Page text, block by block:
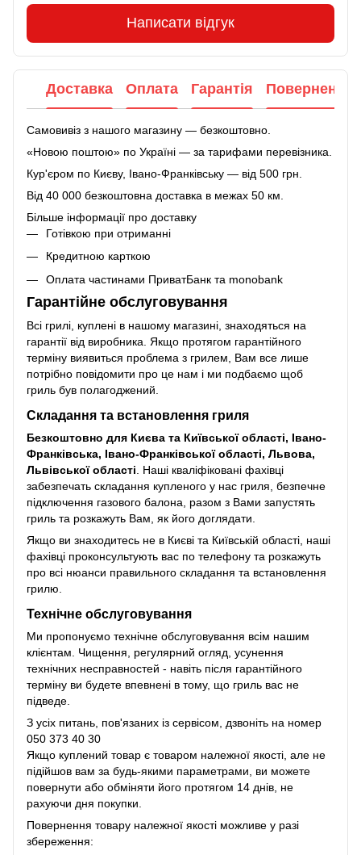
Написати відгук
Доставка Оплата Гарантія Повернення
Самовивіз з нашого магазину — безкоштовно.
«Новою поштою» по Україні — за тарифами перевізника.
Кур'єром по Києву, Івано-Франківську — від 500 грн.
Від 40 000 безкоштовна доставка в межах 50 км.
Більше інформації про доставку
Готівкою при отриманні
Кредитною карткою
Оплата частинами ПриватБанк та monobank
Гарантійне обслуговування
Всі грилі, куплені в нашому магазині, знаходяться на
гарантії від виробника. Якщо протягом гарантійного
терміну виявиться проблема з грилем, Вам все лише
потрібно повідомити про це нам і ми подбаємо щоб
гриль був полагоджений.
Складання та встановлення гриля
Безкоштовно для Києва та Київської області, Івано-
Франківська, Івано-Франківської області, Львова,
Львівської області . Наші кваліфіковані фахівці
забезпечать складання купленого у нас гриля, безпечне
підключення газового балона, разом з Вами запустять
гриль та розкажуть Вам, як його доглядати.
Якщо ви знаходитесь не в Києві та Київській області, наші
фахівці проконсультують вас по телефону та розкажуть
про всі нюанси правильного складання та встановлення
грилю.
Технічне обслуговування
Ми пропонуємо технічне обслуговування всім нашим
клієнтам. Чищення, регулярний огляд, усунення
технічних несправностей - навіть після гарантійного
терміну ви будете впевнені в тому, що гриль вас не
підведе.
З усіх питань, пов'язаних із сервісом, дзвоніть на номер
050 373 40 30
Якщо куплений товар є товаром належної якості, але не
підійшов вам за будь-якими параметрами, ви можете
повернути або обміняти його протягом 14 днів, не
рахуючи дня покупки.
Повернення товару належної якості можливе у разі
збереження: